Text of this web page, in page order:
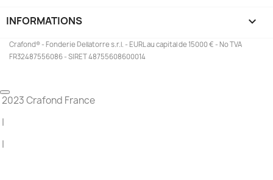
INFORMATIONS keyboard_arrow_down
Crafond® - Fonderie Dellatorre s.r.l. - EURL au capital de 15000 € - No TVA
FR32487556086 - SIRET 48755608600014
2023 Crafond France
|
|